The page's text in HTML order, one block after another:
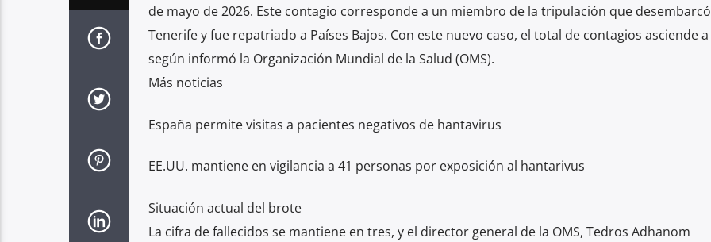
de mayo de 2026. Este contagio corresponde a un miembro de la tripulación que
Tenerife y fue repatriado a Países Bajos. Con este nuevo caso, el total de contagios asciende a
según informó la Organización Mundial de la Salud (OMS).
Más noticias
España permite visitas a pacientes negativos de hantavirus
EE.UU. mantiene en vigilancia a 41 personas por exposición al hantarivus
Situación actual del brote
La cifra de fallecidos se mantiene en tres, y el director general de la OMS, Tedros Adhanom